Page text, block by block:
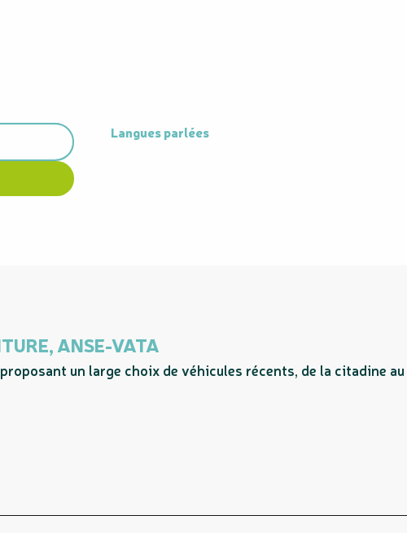
Langues parlées
Langues parlées
ANSE-VATA
un large choix de véhicules récents, de la citadine